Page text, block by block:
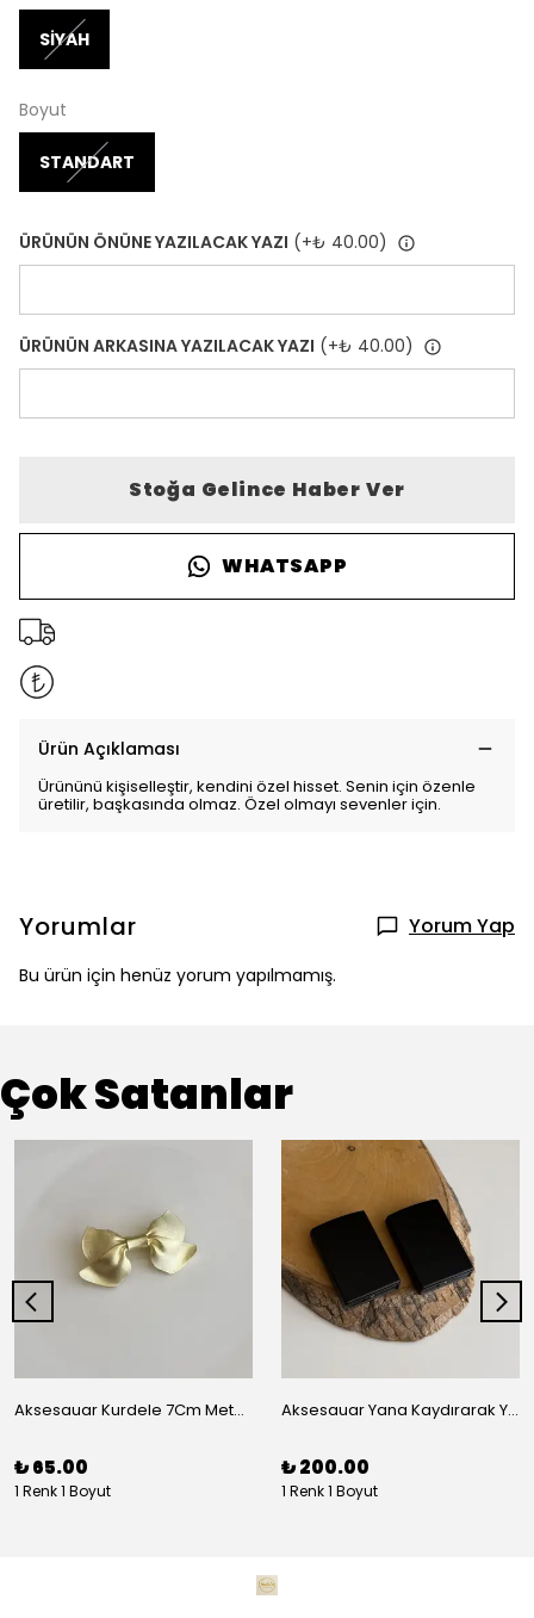
SİYAH
Boyut
STANDART
ÜRÜNÜN ÖNÜNE YAZILACAK YAZI (+₺ 40.00)
ÜRÜNÜN ARKASINA YAZILACAK YAZI (+₺ 40.00)
Stoğa Gelince Haber Ver
WHATSAPP
Ürün Açıklaması
Ürününü kişiselleştir, kendini özel hisset. Senin için özenle
üretilir, başkasında olmaz. Özel olmayı sevenler için.
Yorumlar Yorum Yap
Bu ürün için henüz yorum yapılmamış.
Çok Satanlar
Aksesauar Kurdele 7Cm Metal Pens Toka
₺ 65.00
1 Renk 1 Boyut
Aksesauar Yana Kaydırarak Yanmalı Kum Siyah Çakmak
₺ 200.00
1 Renk 1 Boyut